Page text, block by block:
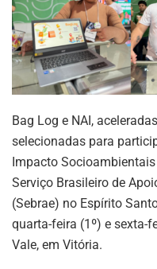
Bag Log e NAI,
selecionadas para
Impacto
Serviço Brasileiro de
(Sebrae) no Espírito
quarta-feira (1º) e sexta-
Vale, em Vitória.